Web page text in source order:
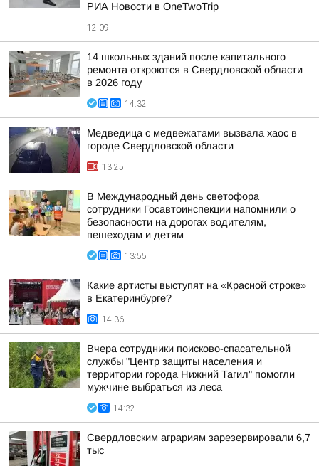
РИА Новости в OneTwoTrip
12:09
14 школьных зданий после капитального
ремонта откроются в Свердловской области
в 2026 году
14:32
Медведица с медвежатами вызвала хаос в
городе Свердловской области
13:25
В Международный день светофора
сотрудники Госавтоинспекции напомнили о
безопасности на дорогах водителям,
пешеходам и детям
13:55
Какие артисты выступят на «Красной строке»
в Екатеринбурге?
14:36
Вчера сотрудники поисково-спасательной
службы "Центр защиты населения и
территории города Нижний Тагил" помогли
мужчине выбраться из леса
14:32
Свердловским аграриям зарезервировали 6,7
тыс